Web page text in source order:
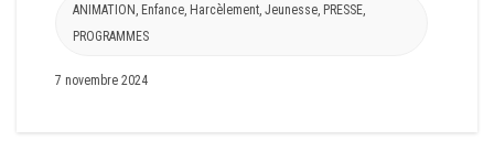
ANIMATION Enfance Harcèlement Jeunesse PRESSE
PROGRAMMES
7 novembre 2024